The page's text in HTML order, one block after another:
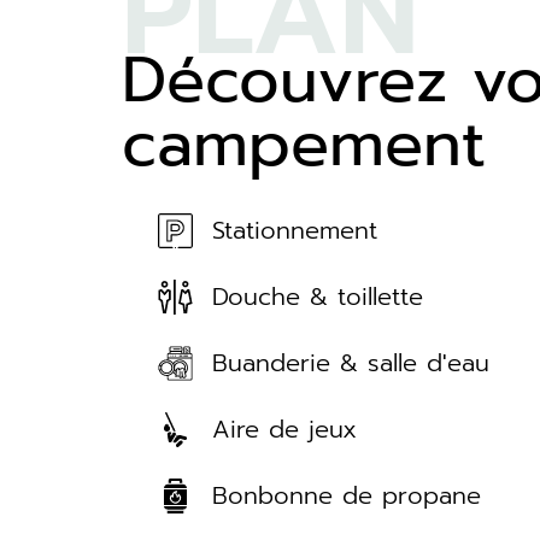
Découvrez
campement
Stationnement
Douche & toillette
Buanderie & salle d'eau
Aire de jeux
Bonbonne de propane